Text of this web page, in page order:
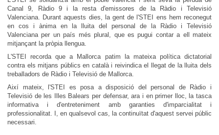
Canal 9, Ràdio 9 i la resta d'emissores de la Ràdio i Televisió
Valenciana. Durant aquests dies, la gent de l'STEI ens hem reconegut
en cos i ànima en la lluita del personal de la Ràdio i Televisió
Valenciana per un país més plural, que es pugui contar a ell mateix
mitjançant la pròpia llengua.
L'STEI recorda que a Mallorca patim la mateixa política dictatorial
contra els mitjans públics en català i reivindica el llegat de la lluita dels
treballadors de Ràdio i Televisió de Mallorca.
Així mateix, l'STEI es posa a disposició del personal de Ràdio i
Televisió de les Illes Balears per defensar, ara i en primer lloc, la tasca
informativa i d'entreteniment amb garanties d'imparcialitat i
professionalitat. I, en qualsevol cas, la continuïtat d'aquest servei públic
necessari.